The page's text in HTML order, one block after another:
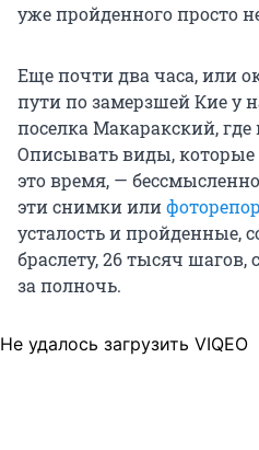
уже пройденного просто
Еще почти два часа, или
пути по замерзшей Кие у
поселка Макаракский,
Описывать виды, которые
это время, —
эти снимки или
усталость и пройденные,
браслету, 26 тысяч
за полночь.
Не удалось загрузить VIQEO